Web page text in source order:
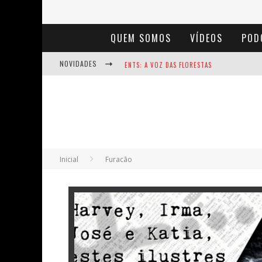
QUEM SOMOS VÍDEOS
NOVIDADES ENTS: A VOZ DAS FLORESTAS
Inicial Furacão